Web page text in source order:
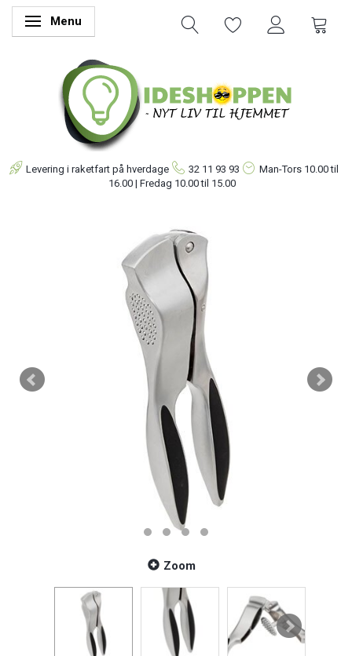
Skifte navigation
Menu
Levering i raketfart på hverdage 32 11 93 93 Man-Tors 10.00 til
16.00 | Fredag 10.00 til 15.00
Zoom